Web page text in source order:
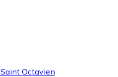
Saint Octavien